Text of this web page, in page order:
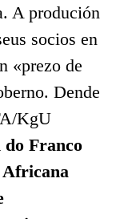
A produción
socios en
«prezo de
Dende
KgU
do Franco
Africana